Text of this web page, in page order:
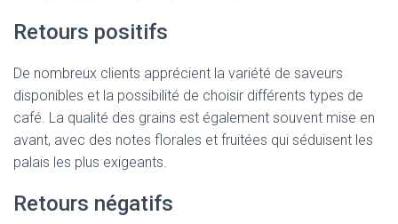
Retours positifs
De nombreux clients apprécient la variété de saveurs
disponibles et la possibilité de choisir différents types de
café. La qualité des grains est également souvent mise en
avant, avec des notes florales et fruitées qui séduisent les
palais les plus exigeants.
Retours négatifs